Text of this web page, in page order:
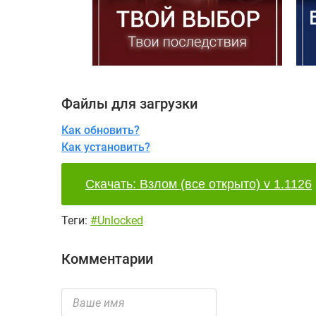
Файлы для загрузки
Как обновить?
Как установить?
Скачать: Взлом (все открыто) v 1.1126
Теги: #Unlocked
Комментарии